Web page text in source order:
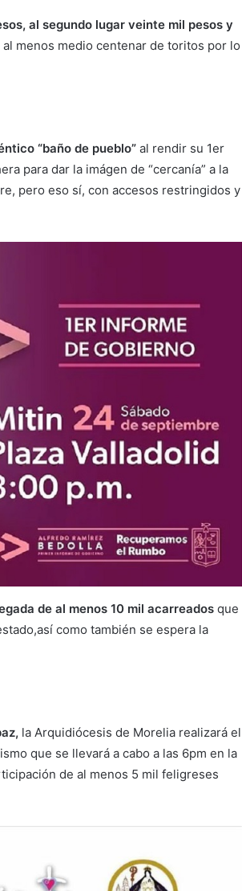
al segundo lugar veinte mil pesos y
menos medio centenar de toritos por lo
“baño de pueblo” al rendir su 1er
para dar la imágen de “cercanía” a la
pero eso sí, con accesos restringidos y
de al menos 10 mil acarreados que
como también se espera la
la Arquidiócesis de Morelia realizará el
que se llevará a cabo a las 6pm en la
de al menos 5 mil feligreses